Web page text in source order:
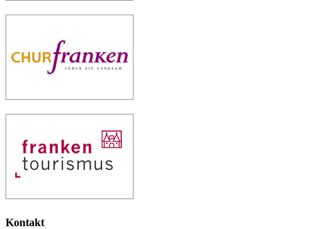
Kontakt